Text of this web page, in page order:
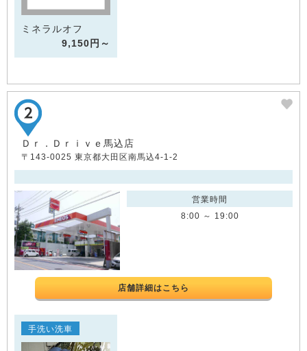
ミネラルオフ
9,150円～
Ｄｒ．Ｄｒｉｖｅ馬込店
〒143-0025 東京都大田区南馬込4-1-2
営業時間
8:00 ～ 19:00
店舗詳細はこちら
手洗い洗車